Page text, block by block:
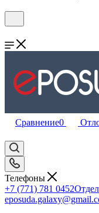
Сравнение0
Телефоны
+7 (771) 781 0452